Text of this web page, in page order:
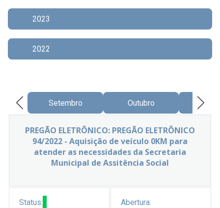
2023
2022
Setembro Outubro
PREGÃO ELETRÔNICO: PREGÃO ELETRÔNICO
94/2022 - Aquisição de veículo 0KM para
atender as necessidades da Secretaria
Municipal de Assitência Social
Status: Abertura: